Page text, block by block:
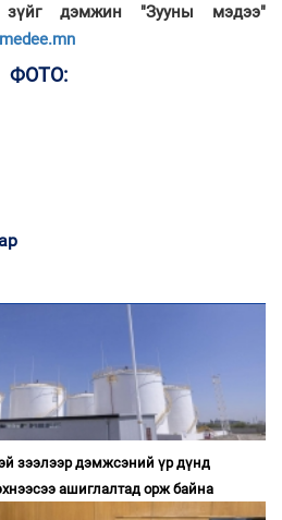
зүйг дэмжин "Зууны мэдээ"
ФОТО:
зээлээр дэмжсэний үр дүнд
ашиглалтад орж байна